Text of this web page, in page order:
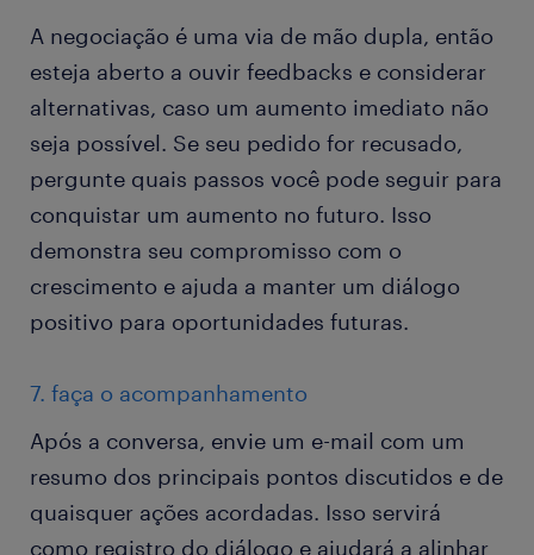
A negociação é uma via de mão dupla, então
esteja aberto a ouvir feedbacks e considerar
alternativas, caso um aumento imediato não
seja possível. Se seu pedido for recusado,
pergunte quais passos você pode seguir para
conquistar um aumento no futuro. Isso
demonstra seu compromisso com o
crescimento e ajuda a manter um diálogo
positivo para oportunidades futuras.
7. faça o acompanhamento
Após a conversa, envie um e-mail com um
resumo dos principais pontos discutidos e de
quaisquer ações acordadas. Isso servirá
como registro do diálogo e ajudará a alinhar